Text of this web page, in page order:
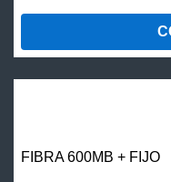
FIBRA 600MB + FIJO